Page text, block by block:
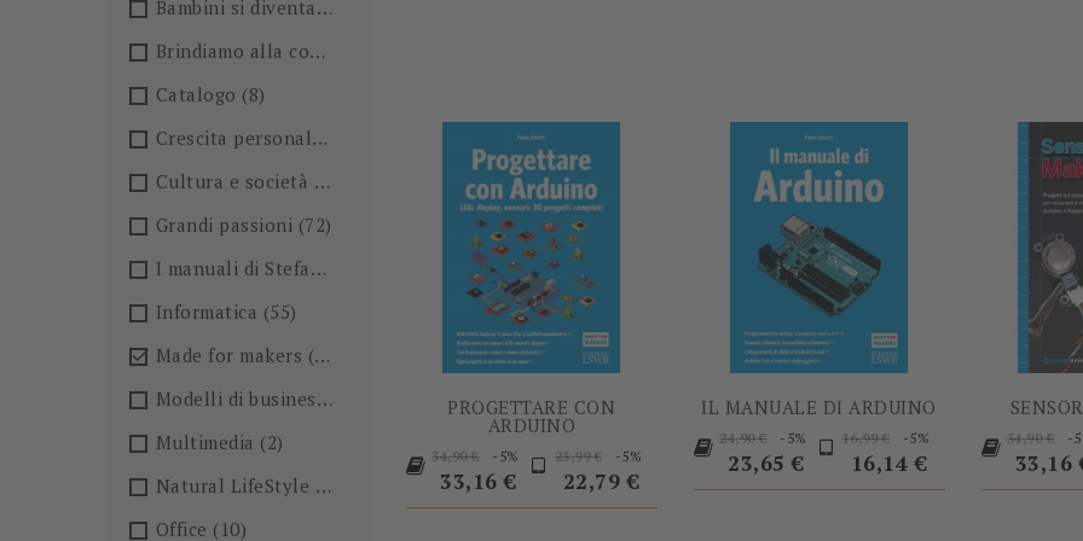
Bambini si diventa
(4)
Brindiamo alla conoscenza!🍺
Catalogo (8)
Crescita personale
Cultura e società
(36)
Grandi passioni (72)
I manuali di Stefano Anselmo
Informatica (55)
 Made for makers (13)
Modelli di business(57)
Multimedia (2)
Natural LifeStyle
(4)
Office (10)
PROGETTARE CON
ARDUINO
Prezzo
base
34,90 € -5%
Prezzo
33,16 €
Prezzo
base
23,99 € -5%
Prezzo
22,79 €
IL MANUALE DI ARDUINO
Prezzo
base
24,90 € -5%
Prezzo
23,65 €
Prezzo
base
16,99 € -5%
Prezzo
16,14 €
Prezzo
base
34,90 € -
33,16